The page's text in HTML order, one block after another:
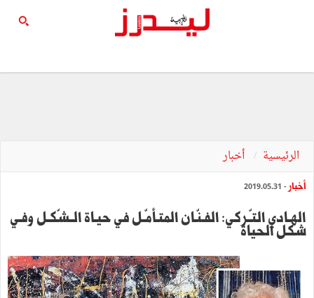
الرئيسية أخبار
أخبار - 2019.05.31
الهـادي التـّـركي: الفـنّـان المتـأمّـل في حيـاة الــشّكـل وفـي
شكل الحياة